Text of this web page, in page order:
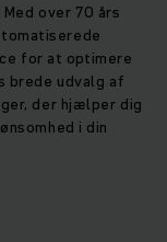
over 70 års
for at optimere
brede udvalg af
der hjælper dig
i din